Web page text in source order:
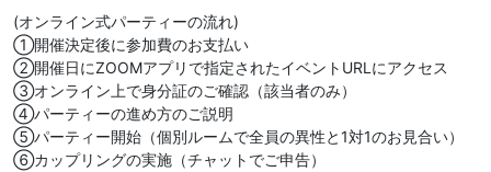
(オンライン式パーティーの流れ)
①開催決定後に参加費のお支払い
②開催日にZOOMアプリで指定されたイベントURLにアクセス
③オンライン上で身分証のご確認（該当者のみ）
④パーティーの進め方のご説明
⑤パーティー開始（個別ルームで全員の異性と1対1のお見合い）
⑥カップリングの実施（チャットでご申告）